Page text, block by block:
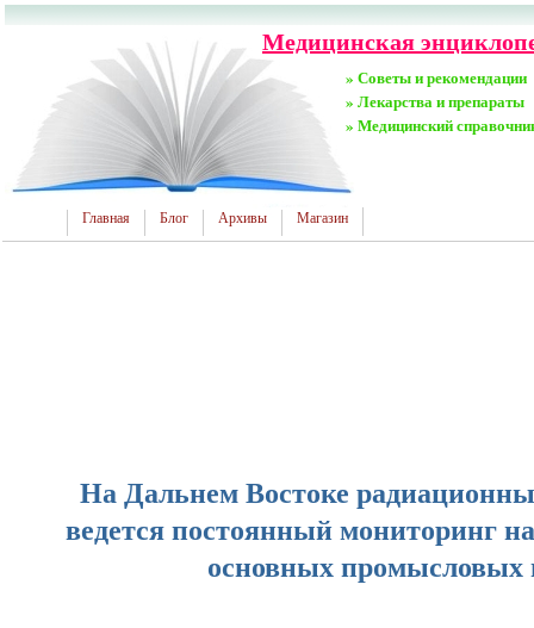
Медицинская
» Советы и рекомендации
» Лекарства и препараты
» Медицинский
Главная Блог Архивы Магазин
На Дальнем Востоке
ведется постоянный мониторинг
основных промысловых